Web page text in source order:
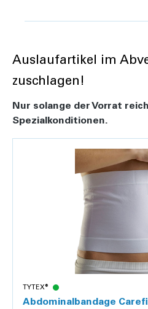
Auslaufartikel im
zuschlagen!
Nur solange der Vorrat
Spezialkonditionen.
TYTEX®
Abdominalbandage